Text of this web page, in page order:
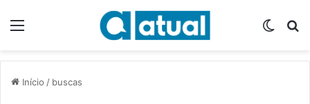
Início / buscas